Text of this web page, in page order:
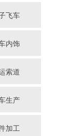
飞车
内饰
索道
生产
加工